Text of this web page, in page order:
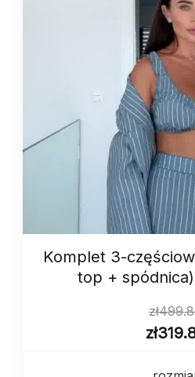
Komplet 3-
top +
zł
zł